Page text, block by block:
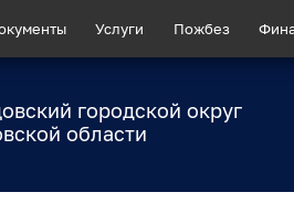
Услуги Пожбез
городской округ
области